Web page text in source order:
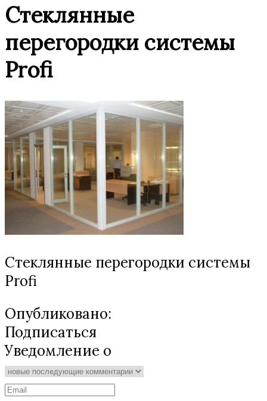
Стеклянные
перегородки системы
Profi
Стеклянные перегородки системы
Profi
Опубликовано:
Подписаться
Уведомление о